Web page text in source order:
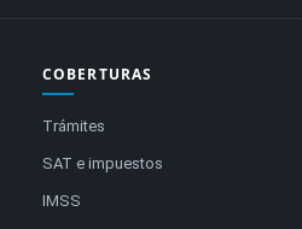
COBERTURAS
Trámites
SAT e impuestos
IMSS